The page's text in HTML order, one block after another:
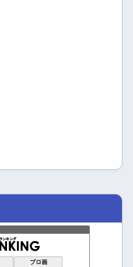
ブロ画